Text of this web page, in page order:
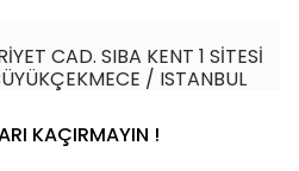
CAD. SIBA KENT 1 SİTESİ
/ ISTANBUL
KAÇIRMAYIN !